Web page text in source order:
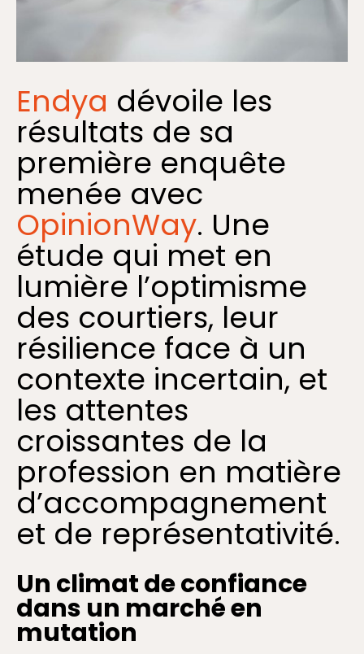
Endya dévoile les
résultats de sa
première enquête
menée avec
OpinionWay. Une
étude qui met en
lumière l’optimisme
des courtiers, leur
résilience face à un
contexte incertain, et
les attentes
croissantes de la
profession en matière
d’accompagnement
et de représentativité.
Un climat de confiance
dans un marché en
mutation